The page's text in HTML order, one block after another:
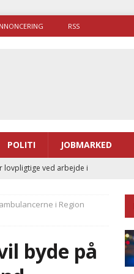
RSS
POLITI JOBMARKED
lovpligtige ved arbejde i
med 9 sekunder i 2025
400.000 kørsler over
i Region
byde på